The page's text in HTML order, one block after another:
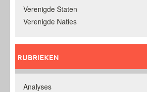
Verenigde Staten
Verenigde Naties
RUBRIEKEN
Analyses